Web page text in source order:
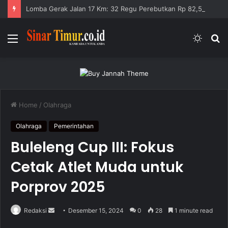
Menu
Switch
Home / Olahraga
Olahraga Pemerintahan
Buleleng Cup III: Fokus
Cetak Atlet Muda untuk
Porprov 2025
Redaksi Desember 15, 2024 0 28 1 minute read